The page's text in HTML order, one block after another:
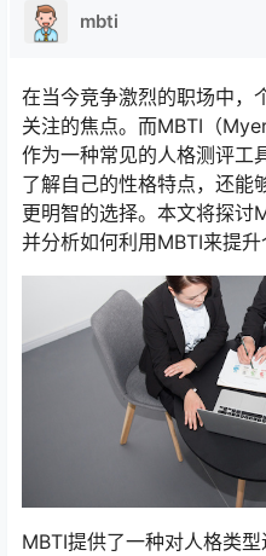
mbti
在当今竞争激烈的职场中，
关注的焦点。而MBTI（
作为一种常见的人格测评工
了解自己的性格特点，还能
更明智的选择。本文将探讨
并分析如何利用MBTI来提升
MBTI提供了一种对人格类